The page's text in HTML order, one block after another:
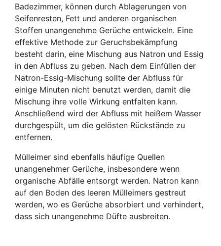
Badezimmer, können durch Ablagerungen von
Seifenresten, Fett und anderen organischen
Stoffen unangenehme Gerüche entwickeln. Eine
effektive Methode zur Geruchsbekämpfung
besteht darin, eine Mischung aus Natron und Essig
in den Abfluss zu geben. Nach dem Einfüllen der
Natron-Essig-Mischung sollte der Abfluss für
einige Minuten nicht benutzt werden, damit die
Mischung ihre volle Wirkung entfalten kann.
Anschließend wird der Abfluss mit heißem Wasser
durchgespült, um die gelösten Rückstände zu
entfernen.
Mülleimer sind ebenfalls häufige Quellen
unangenehmer Gerüche, insbesondere wenn
organische Abfälle entsorgt werden. Natron kann
auf den Boden des leeren Mülleimers gestreut
werden, wo es Gerüche absorbiert und verhindert,
dass sich unangenehme Düfte ausbreiten.